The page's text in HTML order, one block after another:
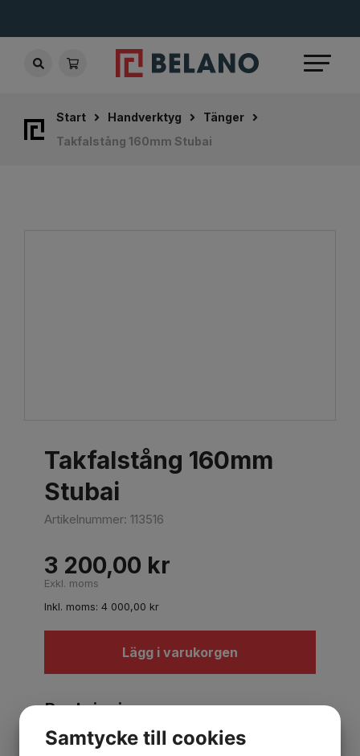
Start Handverktyg
Tänger
Takfalstång 160mm Stubai
Takfalstång 160mm
Stubai
Artikelnummer: 113516
3 200,00 kr
Exkl. moms
Inkl. moms: 4 000,00 kr
Lägg i varukorgen
Beskrivning
Rakt utförande, finns även i böjt
Samtycke till cookies